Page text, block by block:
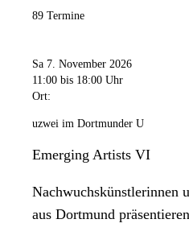
89 Termine
Sa 7. November 2026
11:00 bis 18:00 Uhr
Ort:
uzwei im Dortmunder U
Emerging Artists VI
Nachwuchskünstlerinnen
aus Dortmund